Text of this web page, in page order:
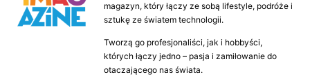
magazyn, który łączy ze sobą lifestyle, podróże i
sztukę ze światem technologii.
Tworzą go profesjonaliści, jak i hobbyści,
których łączy jedno – pasja i zamiłowanie do
otaczającego nas świata.